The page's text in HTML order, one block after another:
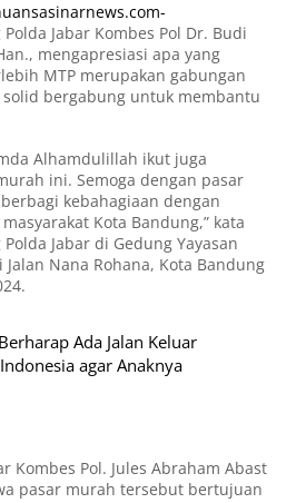
Jabar Kombes Pol Dr. Budi
mengapresiasi apa yang
MTP merupakan gabungan
solid bergabung untuk membantu
Alhamdulillah ikut juga
ini. Semoga dengan pasar
kebahagiaan dengan
Kota Bandung,” kata
Jabar di Gedung Yayasan
Nana Rohana, Kota Bandung
Ada Jalan Keluar
agar Anaknya
Kombes Pol. Jules Abraham Abast
pasar murah tersebut bertujuan